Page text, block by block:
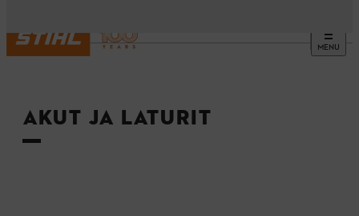
MENU
Etusivu
AKUT JA LATURIT